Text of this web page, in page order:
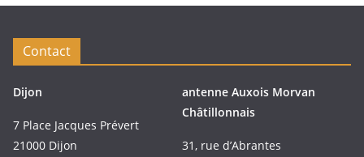
Contact
Dijon
7 Place Jacques Prévert
21000 Dijon
antenne Auxois Morvan
Châtillonnais
31, rue d’Abrantes